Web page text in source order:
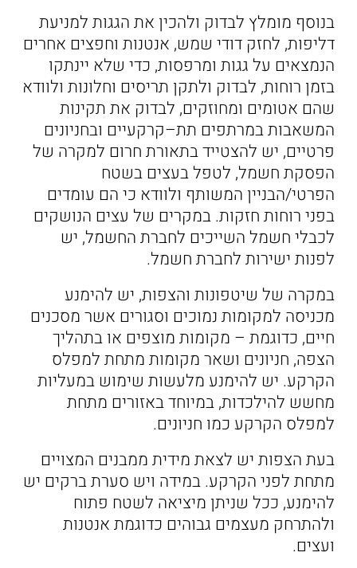
בנוסף מומלץ לבדוק ולהכין את הגגות למניעת
דליפות, לחזק דודי שמש, אנטנות וחפצים אחרים
הנמצאים על גגות ומרפסות, כדי שלא יינתקו
בזמן רוחות, לבדוק ולתקן תריסים וחלונות ולוודא
שהם אטומים ומחוזקים, לבדוק את תקינות
המשאבות במרתפים תת–קרקעיים ובחניונים
פרטיים, יש להצטייד בתאורת חרום למקרה של
הפסקת חשמל, לטפל בעצים בשטח
הפרטי/הבניין המשותף ולוודא כי הם עומדים
בפני רוחות חזקות. במקרים של עצים הנושקים
לכבלי חשמל השייכים לחברת החשמל, יש
לפנות ישירות לחברת חשמל.
במקרה של שיטפונות והצפות, יש להימנע
מכניסה למקומות נמוכים וסגורים אשר מסכנים
חיים, כדוגמת – מקומות מוצפים או בתהליך
הצפה, חניונים ושאר מקומות מתחת למפלס
הקרקע. יש להימנע מלעשות שימוש במעליות
מחשש להילכדות, במיוחד באזורים מתחת
למפלס הקרקע כמו חניונים.
בעת הצפות יש לצאת מידית ממבנים המצויים
מתחת לפני הקרקע. במידה ויש סערת ברקים יש
להימנע, ככל שניתן מיציאה לשטח פתוח
ולהתרחק מעצמים גבוהים כדוגמת אנטנות
ועצים.